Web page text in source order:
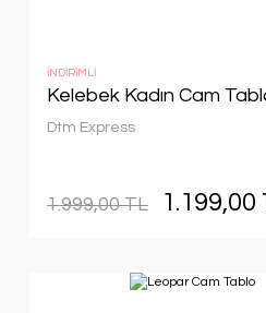
İNDİRİMLİ
Kelebek Kadın Cam
Dtm Express
1.999,00 TL 1.199,00